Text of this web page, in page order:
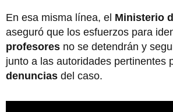
En esa misma línea, el Ministerio
aseguró que los esfuerzos para
profesores no se detendrán y
junto a las autoridades pertinentes
denuncias del caso.